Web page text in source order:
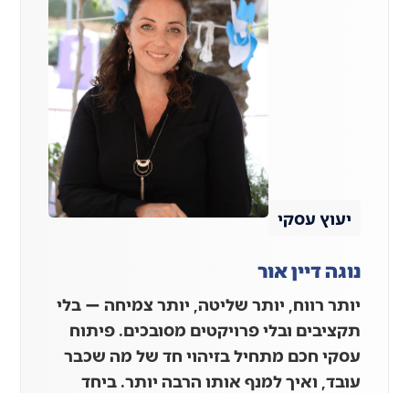
יעוץ עסקי
נוגה דיין אור
יותר רווח, יותר שליטה, יותר צמיחה — בלי
תקציבים ובלי פרויקטים מסובכים. פיתוח
עסקי חכם מתחיל בזיהוי חד של מה שכבר
עובד, ואיך למנף אותו הרבה יותר. ביחד